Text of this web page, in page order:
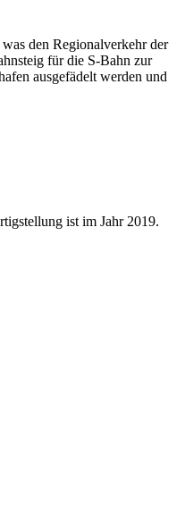
den Regionalverkehr der
für die S-Bahn zur
ausgefädelt werden und
ist im Jahr 2019.